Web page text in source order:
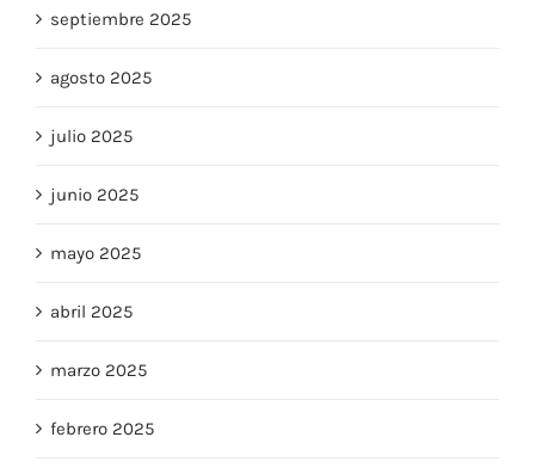
septiembre 2025
agosto 2025
julio 2025
junio 2025
mayo 2025
abril 2025
marzo 2025
febrero 2025